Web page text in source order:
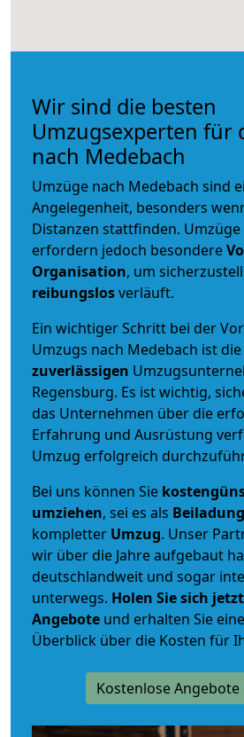
Wir sind die besten
Umzugsexperten für
nach Medebach
Umzüge nach Medebach sind
Angelegenheit, besonders
Distanzen stattfinden.
erfordern jedoch besondere
Organisation, um
reibungslosverläuft.
Ein wichtiger Schritt bei der
Umzugs nach Medebach ist
zuverlässigen
Regensburg. Es ist wichtig,
das Unternehmen über die
Erfahrung und Ausrüstung
Umzug erfolgreich
Bei uns können Sie
umziehen, sei es als Beiladung
kompletter Umzug. Unser
wir über die Jahre aufgebaut
deutschlandweit und sogar
unterwegs. Holen Sie sich
Angebote und erhalten Sie
Überblick über die Kosten für
Kostenlose